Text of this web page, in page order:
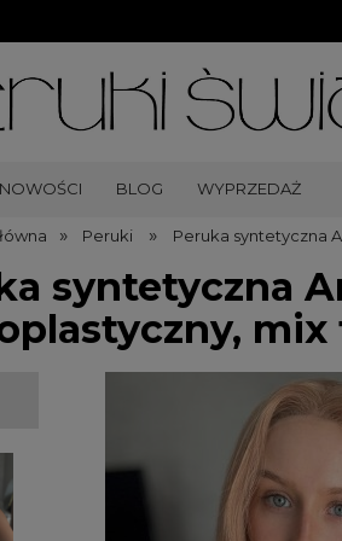
NOWOŚCI BLOG WYPRZEDAŻ
» Peruki » Peruka syntetyczna
syntetyczna